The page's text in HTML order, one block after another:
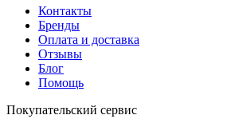
Контакты
Бренды
Оплата и доставка
Отзывы
Блог
Помощь
Покупательский сервис